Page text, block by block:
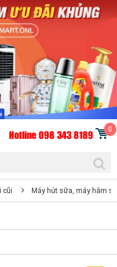
Hotline 098 343 8189 0
cũi Máy hút sữa, máy hâm